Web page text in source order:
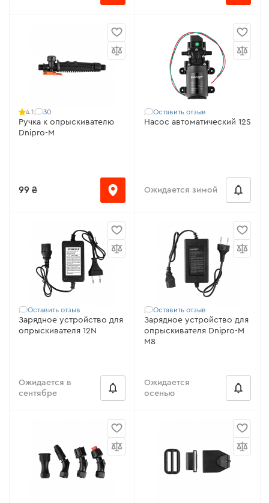
4.1 30
Ручка к опрыскивателю
Dnipro-M
99 ₴
Оставить отзыв
Насос автоматический 12S
Ожидается зимой
Оставить отзыв
Зарядное устройство для
опрыскивателя 12N
Ожидается в
сентябре
Оставить отзыв
Зарядное устройство для
опрыскивателя Dnipro-M
М8
Ожидается
осенью